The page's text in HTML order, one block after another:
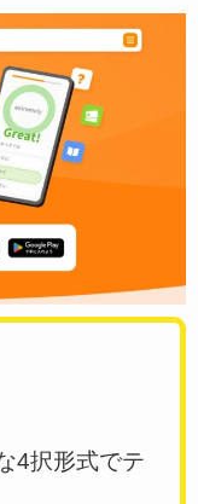
4択形式でテ